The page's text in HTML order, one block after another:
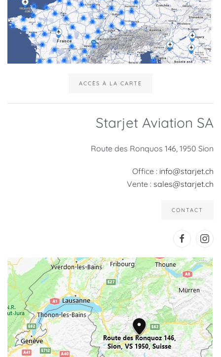
ACCÈS À LA CARTE
Starjet Aviation SA
Route des Ronquos 146, 1950 Sion
Office : info@starjet.ch
Vente : sales@starjet.ch
CONTACT